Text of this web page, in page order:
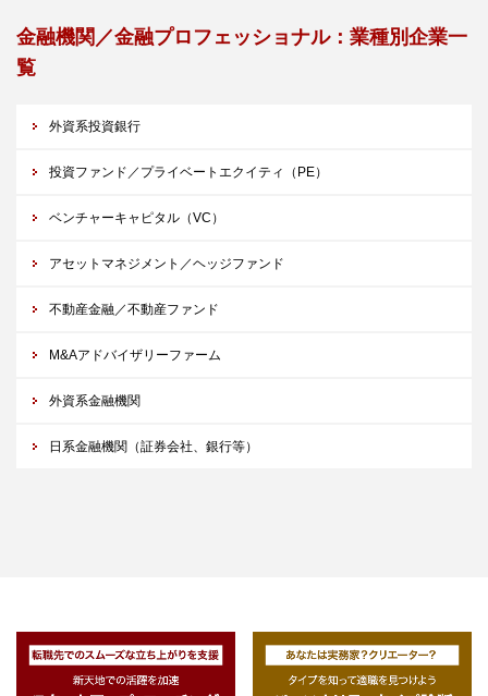
金融機関／金融プロフェッショナル：業種別企業一
覧
外資系投資銀行
投資ファンド／プライベートエクイティ（PE）
ベンチャーキャピタル（VC）
アセットマネジメント／ヘッジファンド
不動産金融／不動産ファンド
M&Aアドバイザリーファーム
外資系金融機関
日系金融機関（証券会社、銀行等）